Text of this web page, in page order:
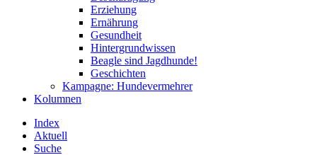
Erziehung
Ernährung
Gesundheit
Hintergrundwissen
Beagle sind Jagdhunde!
Geschichten
Kampagne: Hundevermehrer
Kolumnen
Index
Aktuell
Suche